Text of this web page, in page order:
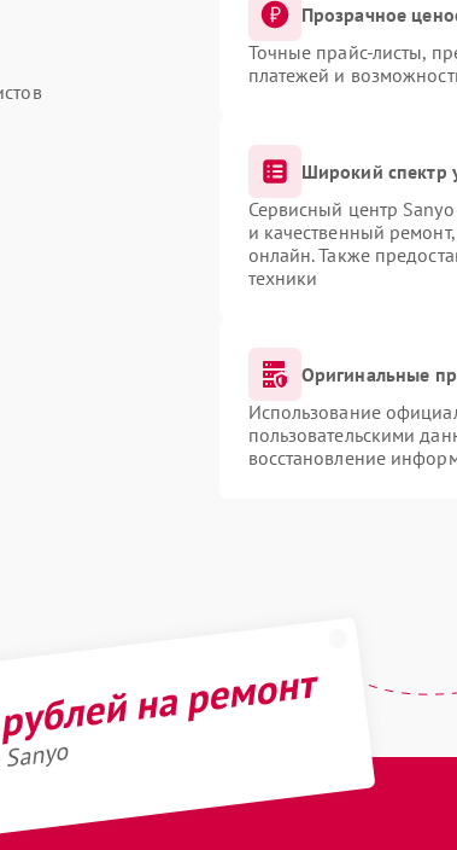
Прозрачное
Точные прайс-листы,
платежей и
Широкий спектр
Сервисный центр
и качественный
онлайн. Также
техники
Оригинальные
Использование
пользовательскими
восстановление
на ремонт